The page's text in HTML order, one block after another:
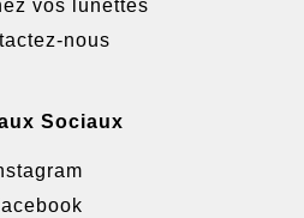
vos lunettes
nous
Sociaux